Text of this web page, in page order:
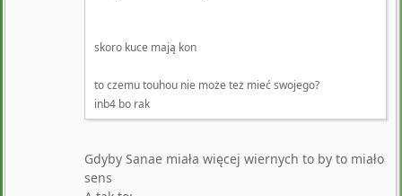
skoro kuce mają kon
to czemu touhou nie może też mieć swojego?
inb4 bo rak
Gdyby Sanae miała więcej wiernych to by to miało
sens